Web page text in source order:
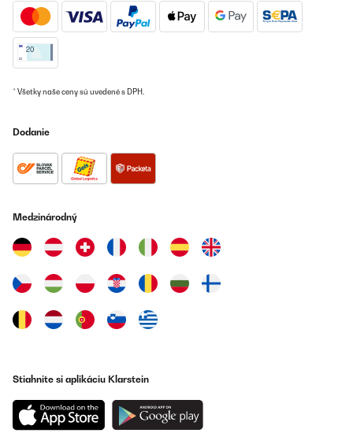
* Všetky naše ceny sú uvedené s DPH.
Dodanie
Medzinárodný
Stiahnite si aplikáciu Klarstein